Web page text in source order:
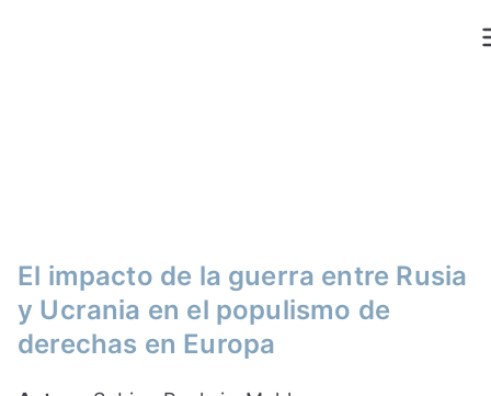
El impacto de la guerra entre Rusia
y Ucrania en el populismo de
derechas en Europa